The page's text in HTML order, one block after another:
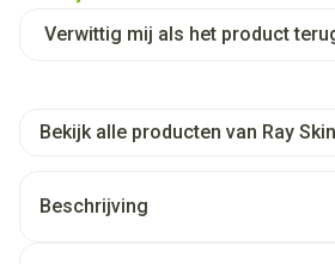
Verwittig mij als het product
Bekijk alle producten van Ray
Beschrijving